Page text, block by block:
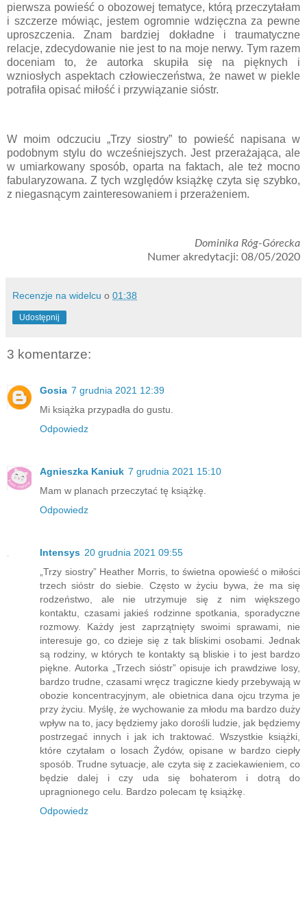
pierwsza powieść o obozowej tematyce, którą przeczytałam
i szczerze mówiąc, jestem ogromnie wdzięczna za pewne
uproszczenia. Znam bardziej dokładne i traumatyczne
relacje, zdecydowanie nie jest to na moje nerwy. Tym razem
doceniam to, że autorka skupiła się na pięknych i
wzniosłych aspektach człowieczeństwa, że nawet w piekle
potrafiła opisać miłość i przywiązanie sióstr.
W moim odczuciu „Trzy siostry” to powieść napisana w
podobnym stylu do wcześniejszych. Jest przerażająca, ale
w umiarkowany sposób, oparta na faktach, ale też mocno
fabularyzowana. Z tych względów książkę czyta się szybko,
z niegasnącym zainteresowaniem i przerażeniem.
Dominika Róg-Górecka
Numer akredytacji: 08/05/2020
Recenzje na widelcu o 01:38
Udostępnij
3 komentarze:
Gosia 7 grudnia 2021 12:39
Mi książka przypadła do gustu.
Odpowiedz
Agnieszka Kaniuk 7 grudnia 2021 15:10
Mam w planach przeczytać tę książkę.
Odpowiedz
Intensys 20 grudnia 2021 09:55
„Trzy siostry” Heather Morris, to świetna opowieść o miłości
trzech sióstr do siebie. Często w życiu bywa, że ma się
rodzeństwo, ale nie utrzymuje się z nim większego
kontaktu, czasami jakieś rodzinne spotkania, sporadyczne
rozmowy. Każdy jest zaprzątnięty swoimi sprawami, nie
interesuje go, co dzieje się z tak bliskimi osobami. Jednak
są rodziny, w których te kontakty są bliskie i to jest bardzo
piękne. Autorka „Trzech sióstr” opisuje ich prawdziwe losy,
bardzo trudne, czasami wręcz tragiczne kiedy przebywają w
obozie koncentracyjnym, ale obietnica dana ojcu trzyma je
przy życiu. Myślę, że wychowanie za młodu ma bardzo duży
wpływ na to, jacy będziemy jako dorośli ludzie, jak będziemy
postrzegać innych i jak ich traktować. Wszystkie książki,
które czytałam o losach Żydów, opisane w bardzo ciepły
sposób. Trudne sytuacje, ale czyta się z zaciekawieniem, co
będzie dalej i czy uda się bohaterom i dotrą do
upragnionego celu. Bardzo polecam tę książkę.
Odpowiedz